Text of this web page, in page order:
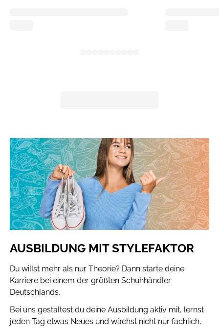
AUSBILDUNG MIT STYLEFAKTOR
Du willst mehr als nur Theorie? Dann starte deine
Karriere bei einem der größten Schuhhändler
Deutschlands.
Bei uns gestaltest du deine Ausbildung aktiv mit, lernst
jeden Tag etwas Neues und wächst nicht nur fachlich,